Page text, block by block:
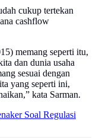
cukup tertekan
cashflow
memang seperti itu,
dan dunia usaha
sesuai dengan
yang seperti ini,
kata Sarman.
Soal Regulasi